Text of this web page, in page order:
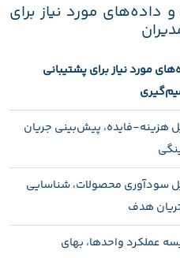
داده‌های مورد نیاز برای
مورد نیاز برای پشتیبانی
هزینه-فایده، پیش‌بینی جریان
سودآوری محصولات، شناسایی
هدف
عملکرد واحدها، بهای